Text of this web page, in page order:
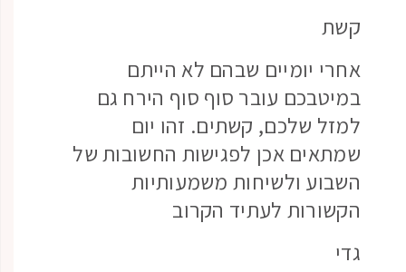
קשת
אחרי יומיים שבהם לא הייתם
במיטבכם עובר סוף סוף הירח גם
למזל שלכם, קשתים. זהו יום
שמתאים אכן לפגישות החשובות של
השבוע ולשיחות משמעותיות
הקשורות לעתיד הקרוב
גדי